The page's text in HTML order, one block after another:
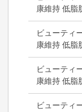
康維持 低脂
ビューティ
康維持 低脂
ビューティ
康維持 低脂
ビューティ